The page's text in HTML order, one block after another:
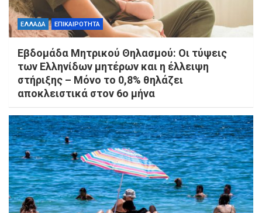
ΕΛΛΑΔΑ ΕΠΙΚΑΙΡΟΤΗΤΑ
Εβδομάδα Μητρικού Θηλασμού: Οι τύψεις
των Ελληνίδων μητέρων και η έλλειψη
στήριξης – Μόνο το 0,8% θηλάζει
αποκλειστικά στον 6ο μήνα